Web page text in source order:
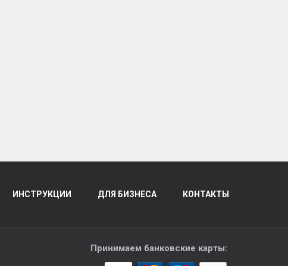
ИНСТРУКЦИИ ДЛЯ БИЗНЕСА КОНТАКТЫ
Принимаем банковские карты: